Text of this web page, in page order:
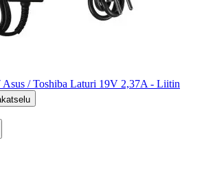
Asus / Toshiba Laturi 19V 2,37A - Liitin